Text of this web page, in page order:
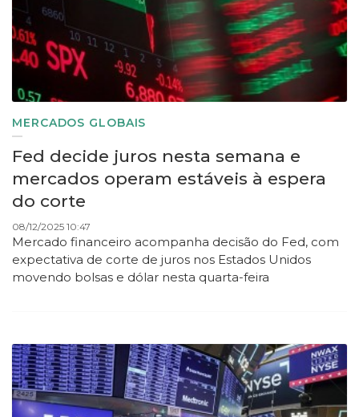
MERCADOS GLOBAIS
Fed decide juros nesta semana e
mercados operam estáveis à espera
do corte
08/12/2025 10:47
Mercado financeiro acompanha decisão do Fed, com
expectativa de corte de juros nos Estados Unidos
movendo bolsas e dólar nesta quarta-feira